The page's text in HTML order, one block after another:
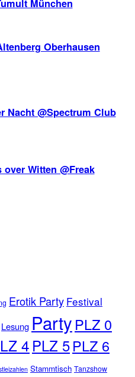
München
Oberhausen
Nacht @Spectrum Club
Witten @Freak
Erotik Party Festival
Lesung Party PLZ 0
4PLZ 5PLZ 6
Stammtisch Tanzshow